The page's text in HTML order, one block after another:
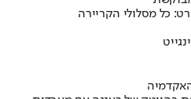
כל מסלולי הקריירה